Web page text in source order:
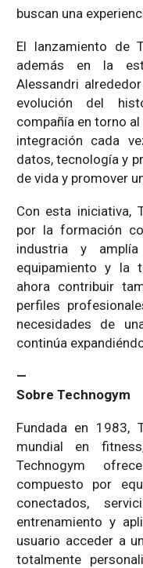
buscan una
El lanzamiento de
además en la
Alessandri
evolución del
compañía en torno
integración cada
datos, tecnología y
de vida y promover
Con esta iniciativa,
por la formación
industria y
equipamiento y la
ahora contribuir
perfiles
necesidades de
continúa
—
Sobre Technogym
Fundada en 1983,
mundial en
Technogym
compuesto por
conectados,
entrenamiento y
usuario acceder a
totalmente